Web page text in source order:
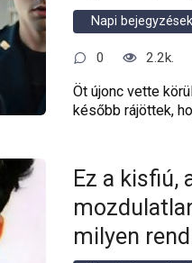
Napi bejegyzések
0 2.2k.
Öt újonc vette
később rájöttek,
Ez a kisfiú,
milyen